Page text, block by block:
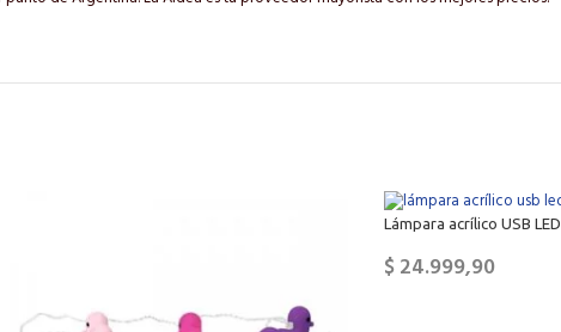
Lámpara acrílico USB LED
$24.999,90